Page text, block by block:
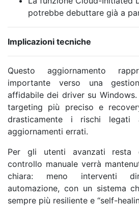
potrebbe debuttare già a
Implicazioni tecniche
Questo aggiornamento
importante verso una
affidabile dei driver su
targeting più preciso e
drasticamente i rischi legati
aggiornamenti errati.
Per gli utenti avanzati resta
controllo manuale verrà
chiara: meno interventi
automazione, con un sistema
sempre più resiliente e “self-